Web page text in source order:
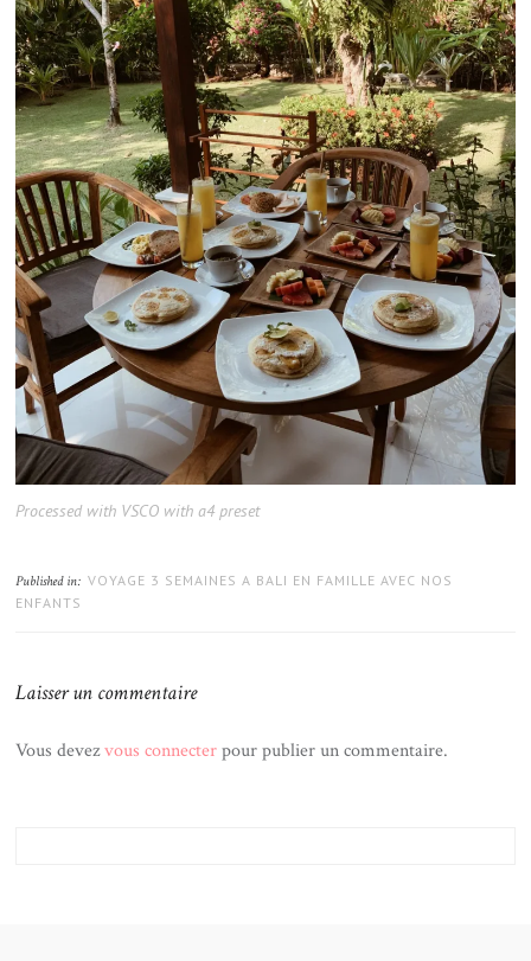
Processed with VSCO with a4 preset
Published in: VOYAGE 3 SEMAINES A BALI EN FAMILLE AVEC NOS
ENFANTS
Laisser un commentaire
Vous devezvous connecterpour publier un commentaire.